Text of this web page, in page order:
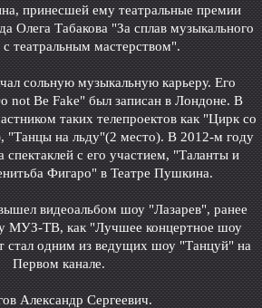
принесшей ему театральные премии
Олега Табакова "За сплав музыкального
с театральным мастерством".
сольную музыкальную карьеру. Его
not Be Fake" был записан в Лондоне. В
таких телепроектов как "Цирк со
"Танцы на льду"(2 место). В 2012-м году
спектаклей с его участием, "Таланты и
Фигаро" в Театре Пушкина.
видеоальбом шоу "Лазарев", ранее
МУЗ-ТВ, как "Лучшее концертное шоу
стал одним из ведущих шоу "Танцуй" на
Первом канале.
Александр Сергеевич.